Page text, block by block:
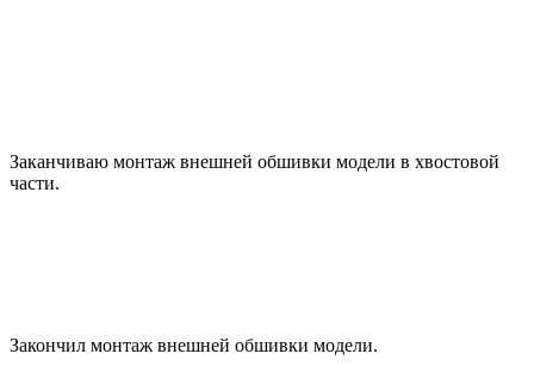
Заканчиваю монтаж внешней обшивки модели в хвостовой
части.
Закончил монтаж внешней обшивки модели.